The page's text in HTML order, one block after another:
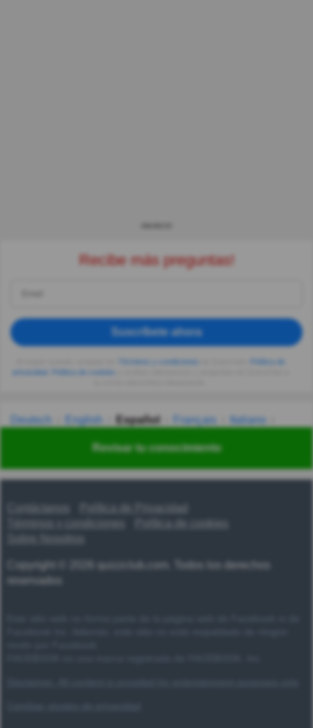
Revisar tu conocimiento
Recibe más preguntas!
Suscríbete ahora
privacidad
Deutsch English Español Français
Italiano
Українська हिन्दी 한국어 汉语
Contáctanos
Política de Privacidad
Términos y condiciones
Copyright © 2026 quizzclub.com. Todos los derechos
reservados